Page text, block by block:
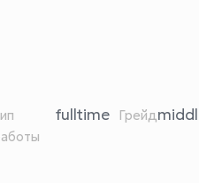
fulltime Грейд